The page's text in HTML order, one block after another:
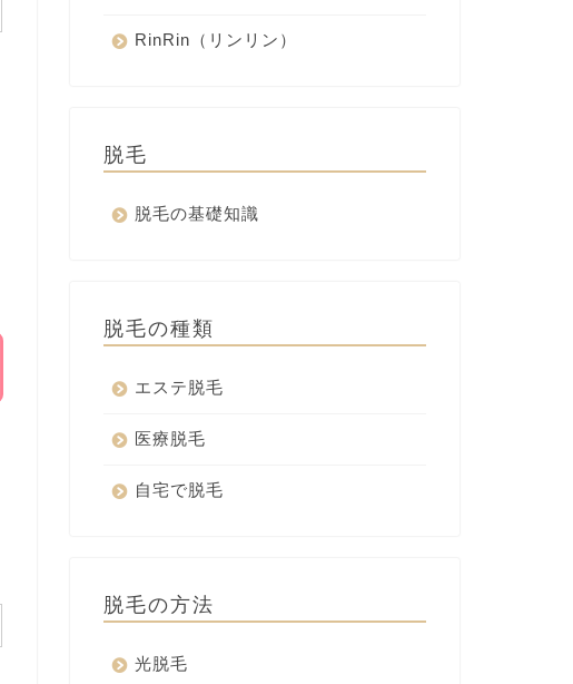
RinRin（リンリン）
脱毛
脱毛の基礎知識
脱毛の種類
エステ脱毛
医療脱毛
自宅で脱毛
脱毛の方法
光脱毛